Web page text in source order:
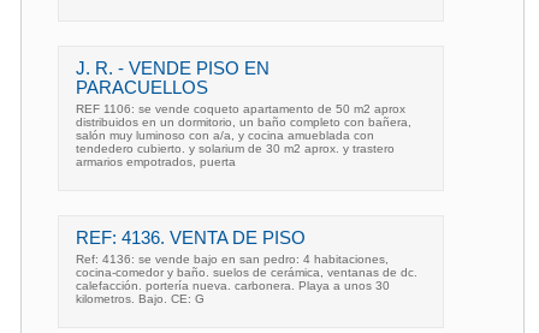
J. R. - VENDE PISO EN
PARACUELLOS
REF 1106: se vende coqueto apartamento de 50 m2 aprox
distribuidos en un dormitorio, un baño completo con bañera,
salón muy luminoso con a/a, y cocina amueblada con
tendedero cubierto. y solarium de 30 m2 aprox. y trastero
armarios empotrados, puerta
REF: 4136. VENTA DE PISO
Ref: 4136: se vende bajo en san pedro: 4 habitaciones,
cocina-comedor y baño. suelos de cerámica, ventanas de dc.
calefacción. portería nueva. carbonera. Playa a unos 30
kilometros. Bajo. CE: G